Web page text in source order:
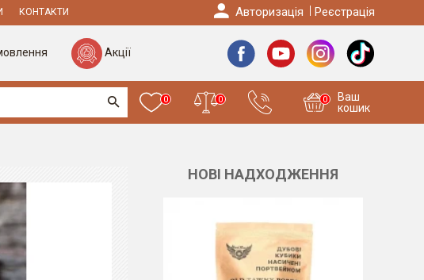
КОНТАКТИ Авторизація Реєстрація
Акції
0 0 0
Ваш
кошик
НОВІ НАДХОДЖЕННЯ